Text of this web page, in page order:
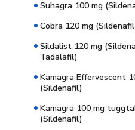
Suhagra 100 mg
Cobra 120 mg
Sildalist 120 mg
Tadalafil)
Kamagra Effervescent
(Sildenafil)
Kamagra 100 mg
(Sildenafil)